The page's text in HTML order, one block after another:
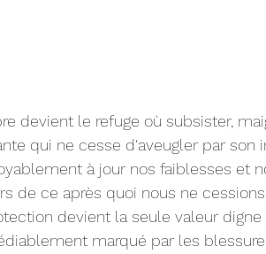
devient le refuge où subsister,
qui ne cesse d'aveugler par son
à jour nos faiblesses et
de ce après quoi nous ne
devient la seule valeur
marqué par les